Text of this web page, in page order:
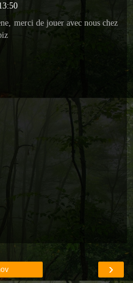
merci de jouer avec nous chez
›